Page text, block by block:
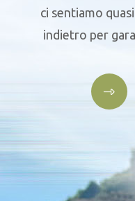
ci sentiamo
indietro per